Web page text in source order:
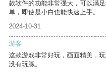
款软件的功能非常强大，可以满
单，即使是小白也能快速上手。
2024-10-31
游客
这款游戏非常好玩，画面精美，
没有玩腻。